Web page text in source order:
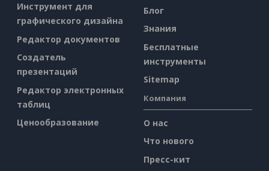
Инструмент для
графического дизайна
Редактор документов
Создатель
презентаций
Редактор электронных
таблиц
Ценообразование
Блог
Знания
Бесплатные
инструменты
Sitemap
Компания
О нас
Что нового
Пресс-кит